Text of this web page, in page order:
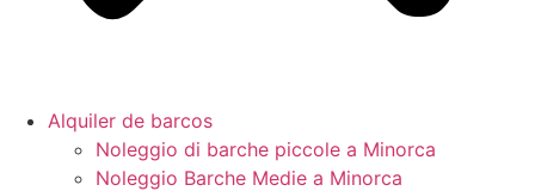
Alquiler de barcos
Noleggio di barche piccole a Minorca
Noleggio Barche Medie a Minorca